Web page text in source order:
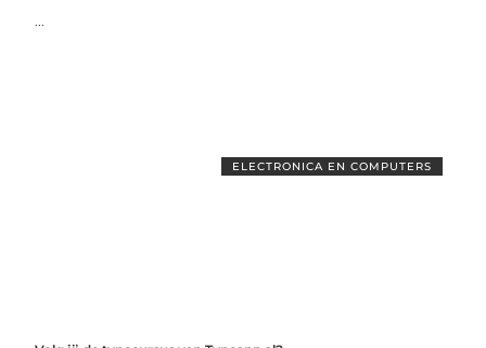
...
ELECTRONICA EN COMPUTERS